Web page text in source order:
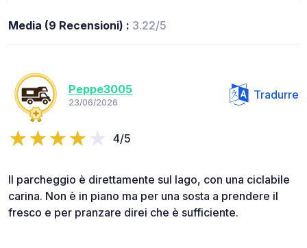
Media (9 Recensioni) : 3.22/5
Peppe3005
23/06/2026
Tradurre
4/5
Il parcheggio è direttamente sul lago, con una ciclabile
carina. Non è in piano ma per una sosta a prendere il
fresco e per pranzare direi che è sufficiente.